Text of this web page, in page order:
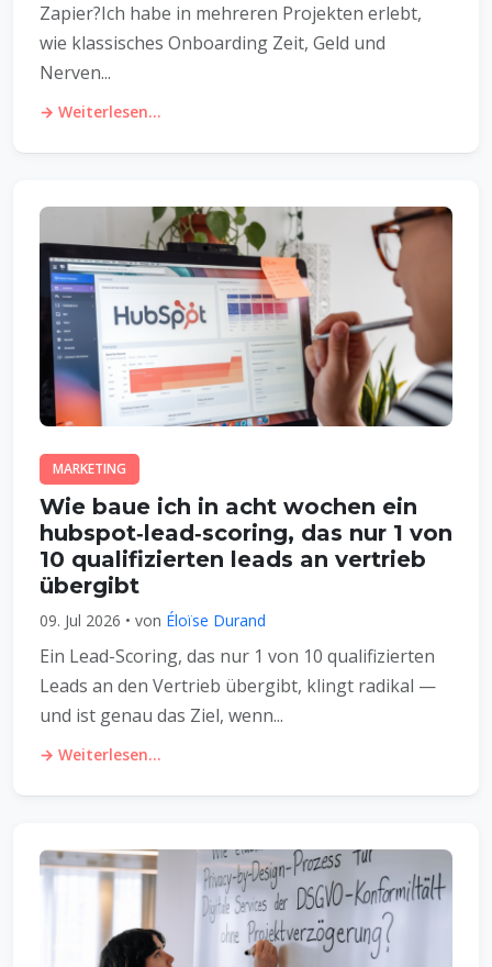
Zapier?Ich habe in mehreren Projekten erlebt,
wie klassisches Onboarding Zeit, Geld und
Nerven...
→ Weiterlesen...
MARKETING
Wie baue ich in acht wochen ein
hubspot‑lead‑scoring, das nur 1 von
10 qualifizierten leads an vertrieb
übergibt
09. Jul 2026 • von Éloïse Durand
Ein Lead-Scoring, das nur 1 von 10 qualifizierten
Leads an den Vertrieb übergibt, klingt radikal —
und ist genau das Ziel, wenn...
→ Weiterlesen...